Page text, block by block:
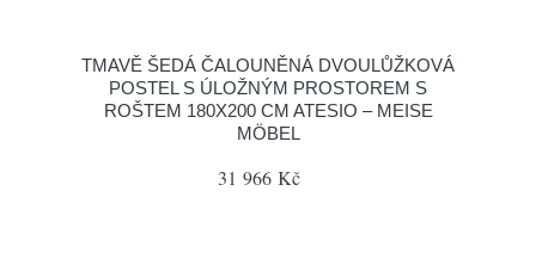
TMAVĚ ŠEDÁ ČALOUNĚNÁ DVOULŮŽKOVÁ
POSTEL S ÚLOŽNÝM PROSTOREM S
ROŠTEM 180X200 CM ATESIO – MEISE
MÖBEL
31 966 Kč